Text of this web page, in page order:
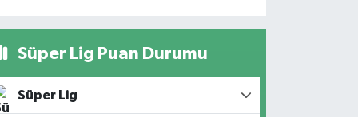
Süper Lig Puan Durumu
Süper Lig